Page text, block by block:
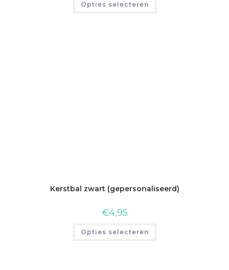
Opties selecteren
Kerstbal zwart (gepersonaliseerd)
€4,95
Opties selecteren